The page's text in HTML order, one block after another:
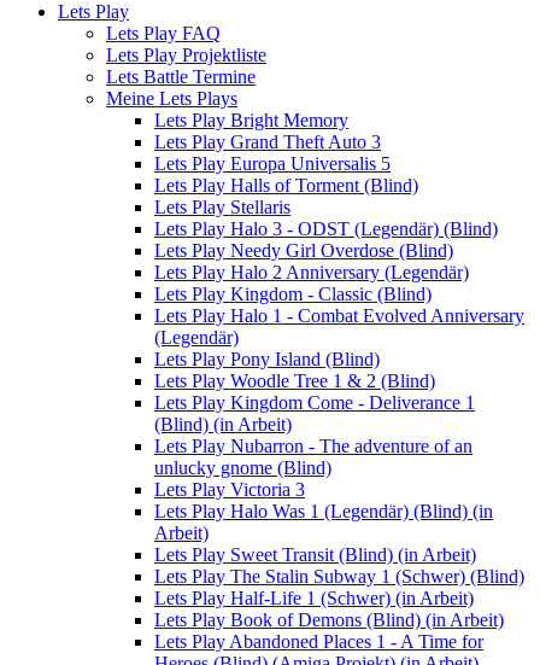
Lets Play
Lets Play FAQ
Lets Play Projektliste
Lets Battle Termine
Meine Lets Plays
Lets Play Bright Memory
Lets Play Grand Theft Auto 3
Lets Play Europa Universalis 5
Lets Play Halls of Torment (Blind)
Lets Play Stellaris
Lets Play Halo 3 - ODST (Legendär) (Blind)
Lets Play Needy Girl Overdose (Blind)
Lets Play Halo 2 Anniversary (Legendär)
Lets Play Kingdom - Classic (Blind)
Lets Play Halo 1 - Combat Evolved Anniversary
(Legendär)
Lets Play Pony Island (Blind)
Lets Play Woodle Tree 1 & 2 (Blind)
Lets Play Kingdom Come - Deliverance 1
(Blind) (in Arbeit)
Lets Play Nubarron - The adventure of an
unlucky gnome (Blind)
Lets Play Victoria 3
Lets Play Halo Was 1 (Legendär) (Blind) (in
Arbeit)
Lets Play Sweet Transit (Blind) (in Arbeit)
Lets Play The Stalin Subway 1 (Schwer) (Blind)
Lets Play Half-Life 1 (Schwer) (in Arbeit)
Lets Play Book of Demons (Blind) (in Arbeit)
Lets Play Abandoned Places 1 - A Time for